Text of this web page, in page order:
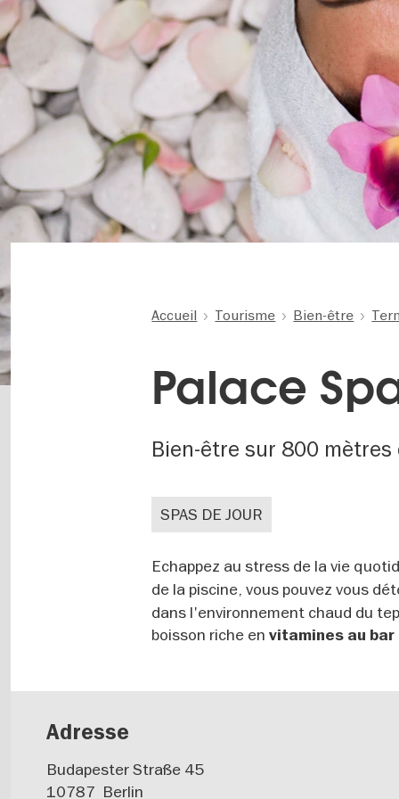
Accueil Tourisme Bien-être
Palace
Bien-être sur 800 mètres
SPAS DE JOUR
Echappez au stress de la vie
de la piscine, vous pouvez vous
dans l'environnement chaud du
boisson riche en vitamines au
Adresse
Budapester Straße 45
10787 Berlin